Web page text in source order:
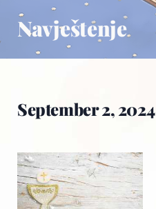
Navještenje
September 2, 2024